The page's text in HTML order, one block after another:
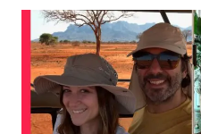
News Cinema
News Musica
News Spettacolo